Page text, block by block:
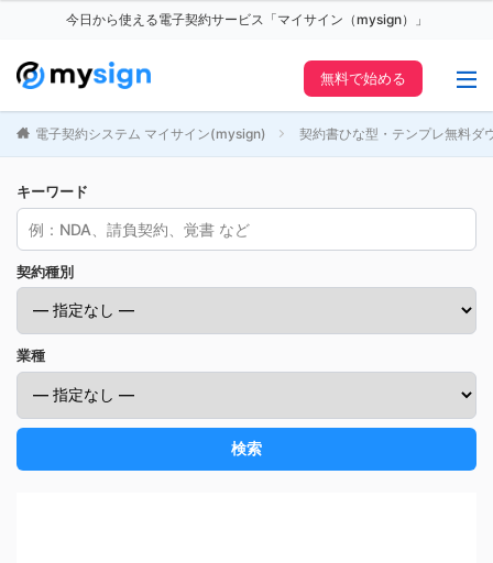
今日から使える電子契約サービス「マイサイン（mysign）」
無料で始める
電子契約システム マイサイン(mysign) 契約書ひな型・テンプレ無料ダ
キーワード
契約種別
業種
検索